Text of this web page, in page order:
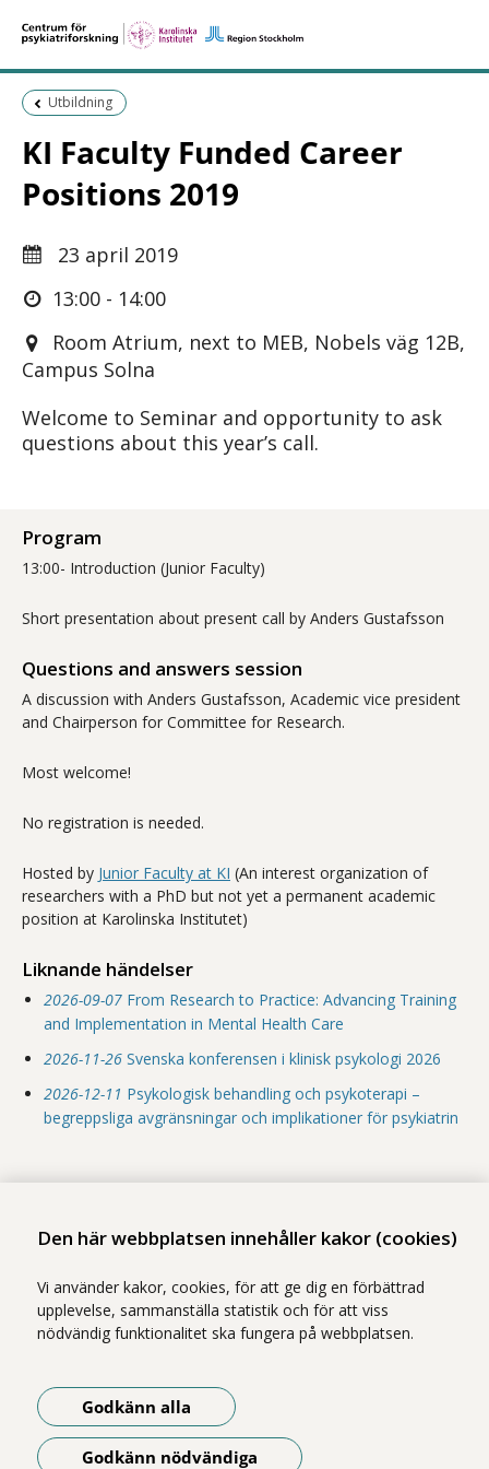
Den här webbplatsen innehåller kakor (cookies)
Vi använder kakor, cookies, för att ge dig en förbättrad
upplevelse, sammanställa statistik och för att viss
nödvändig funktionalitet ska fungera på webbplatsen.
Godkänn alla
Godkänn nödvändiga
Föregående sida:
Utbildning
KI Faculty Funded Career
Positions 2019
23 april 2019
13:00 - 14:00
Room Atrium, next to MEB, Nobels väg 12B,
Campus Solna
Welcome to Seminar and opportunity to ask
questions about this year’s call.
Program
13:00- Introduction (Junior Faculty)
Short presentation about present call by Anders Gustafsson
Questions and answers session
A discussion with Anders Gustafsson, Academic vice president
and Chairperson for Committee for Research.
Most welcome!
No registration is needed.
Hosted by Junior Faculty at KI (An interest organization of
researchers with a PhD but not yet a permanent academic
position at Karolinska Institutet)
Liknande händelser
2026-09-07 From Research to Practice: Advancing Training
and Implementation in Mental Health Care
2026-11-26 Svenska konferensen i klinisk psykologi 2026
2026-12-11 Psykologisk behandling och psykoterapi –
begreppsliga avgränsningar och implikationer för psykiatrin
- Klicka för att öppna delningsalternativ.
För forskare
Vår kurskatalog